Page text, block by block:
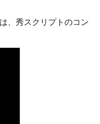
、秀スクリプトのコン